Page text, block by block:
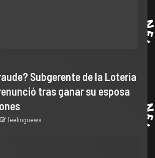
Subgerente de la Lotería
tras ganar su esposa
feelingnews